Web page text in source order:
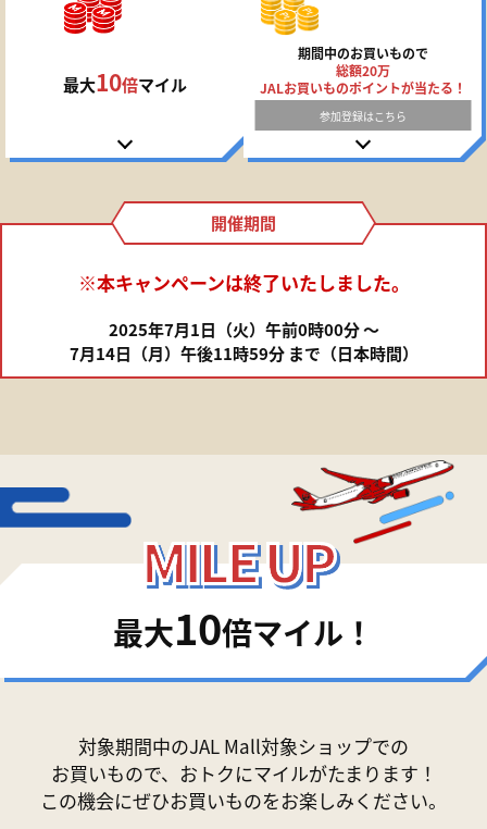
最大10倍マイル
期間中のお買いもので
総額20万
JALお買いものポイントが当たる！
参加登録はこちら
開催期間
※本キャンペーンは終了いたしました。
2025年7月1日（火）午前0時00分 ～
7月14日（月）午後11時59分 まで（日本時間）
最大10倍マイル！
対象期間中のJAL Mall対象ショップでの
お買いもので、おトクにマイルがたまります！
この機会にぜひお買いものをお楽しみください。